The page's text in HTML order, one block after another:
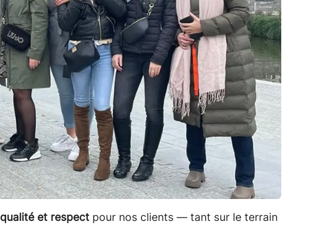
qualité et respect pour nos clients — tant sur le terrain